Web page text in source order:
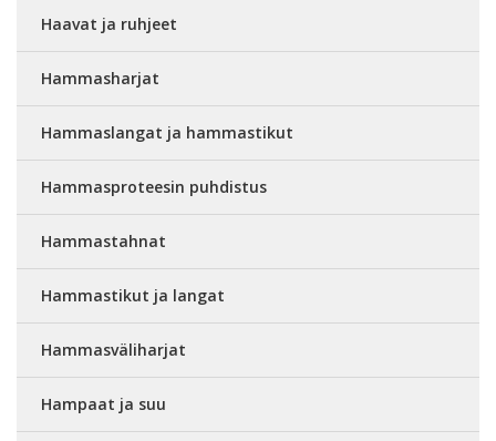
Haavat ja ruhjeet
Hammasharjat
Hammaslangat ja hammastikut
Hammasproteesin puhdistus
Hammastahnat
Hammastikut ja langat
Hammasväliharjat
Hampaat ja suu